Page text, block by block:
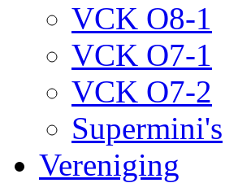
VCK O8-1
VCK O7-1
VCK O7-2
Supermini's
Vereniging